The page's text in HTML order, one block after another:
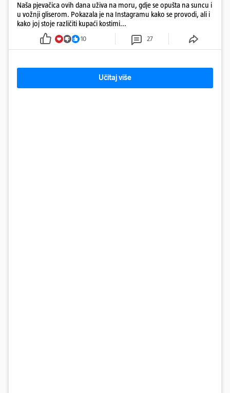
Naša pjevačica ovih dana uživa na moru, gdje se opušta na suncu i
u vožnji gliserom. Pokazala je na Instagramu kako se provodi, ali i
kako joj stoje različiti kupaći kostimi...
10 27
Učitaj više